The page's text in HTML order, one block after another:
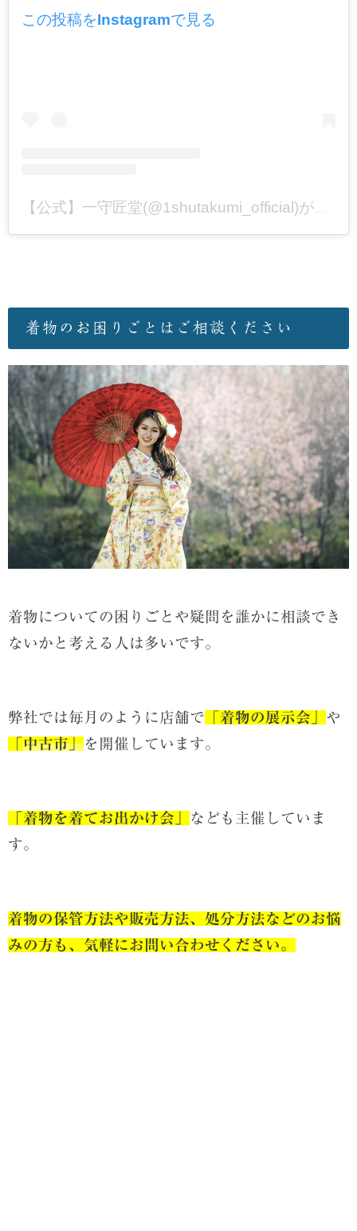
この投稿をInstagramで見る
着物のお困りごとはご相談ください
着物についての困りごとや疑問を誰かに相談でき
ないかと考える人は多いです。
弊社では毎月のように店舗で 着物の展示会」 や
中古市」を開催しています。
「着物を着てお出かけ会」
なども主催していま
す。
着物の保管方法や販売方法、処分方法などのお悩
みの方も、気軽にお問い合わせください。